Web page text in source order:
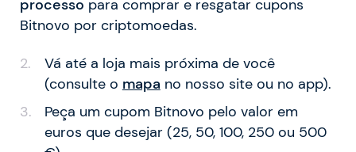
processo para comprar e resgatar cupons
Bitnovo por criptomoedas.
Vá até a loja mais próxima de você
(consulte o mapa no nosso site ou no app).
Peça um cupom Bitnovo pelo valor em
euros que desejar (25, 50, 100, 250 ou 500